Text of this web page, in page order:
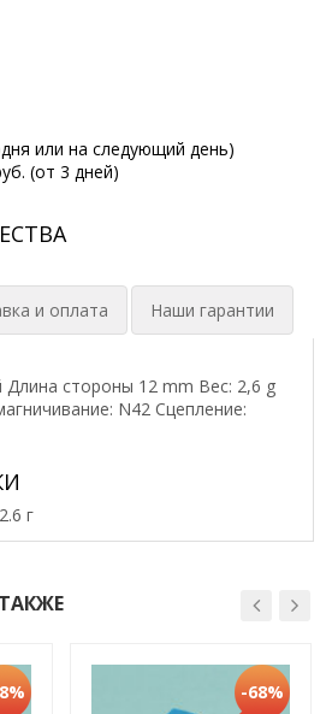
или на следующий день)
(от 3 дней)
и оплата Наши гарантии
Длина стороны 12 mm Вес: 2,6 g
N42 Сцепление:
2.6 г
-68%